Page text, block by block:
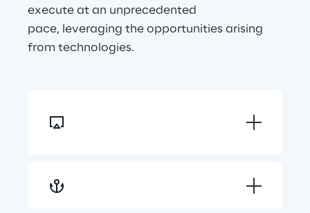
execute at an unprecedented
pace, leveraging the opportunities arising
from technologies.